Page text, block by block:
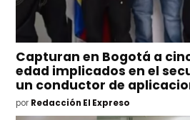
Capturan en Bogotá a
edad implicados en el
un conductor de
por Redacción El Expreso